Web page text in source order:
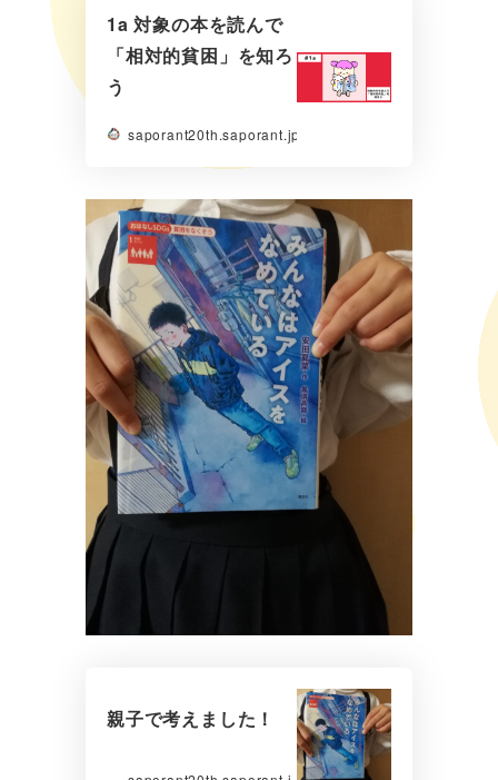
1a 対象の本を読んで
「相対的貧困」を知ろ
う
saporant20th.saporant.jp
親子で考えました！